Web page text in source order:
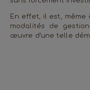
En effet, il est,
modalités de
œuvre d’une telle